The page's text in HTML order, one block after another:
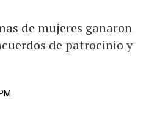
de mujeres ganaron
de patrocinio y